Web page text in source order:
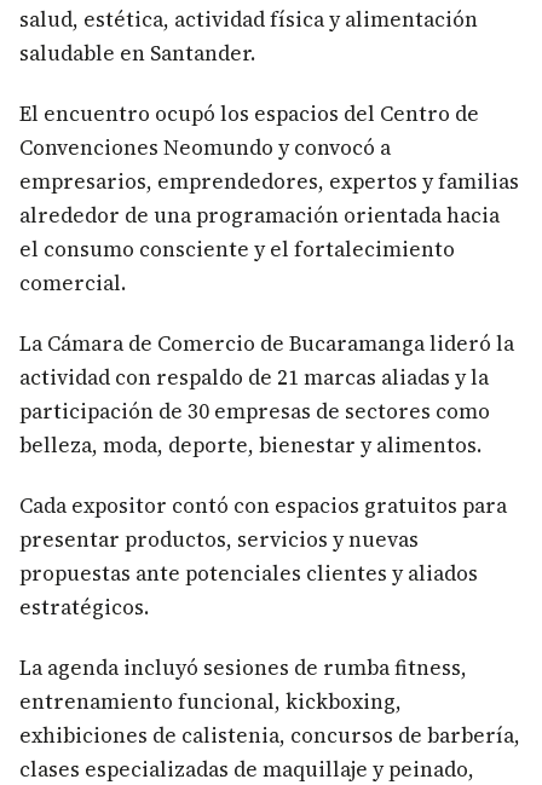
salud, estética, actividad física y alimentación
saludable en Santander.
El encuentro ocupó los espacios del Centro de
Convenciones Neomundo y convocó a
empresarios, emprendedores, expertos y familias
alrededor de una programación orientada hacia
el consumo consciente y el fortalecimiento
comercial.
La Cámara de Comercio de Bucaramanga lideró la
actividad con respaldo de 21 marcas aliadas y la
participación de 30 empresas de sectores como
belleza, moda, deporte, bienestar y alimentos.
Cada expositor contó con espacios gratuitos para
presentar productos, servicios y nuevas
propuestas ante potenciales clientes y aliados
estratégicos.
La agenda incluyó sesiones de rumba fitness,
entrenamiento funcional, kickboxing,
exhibiciones de calistenia, concursos de barbería,
clases especializadas de maquillaje y peinado,